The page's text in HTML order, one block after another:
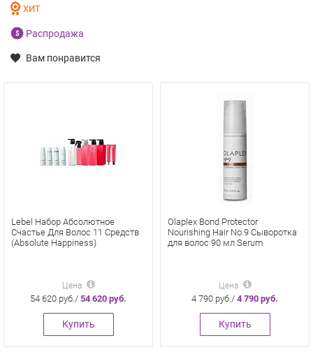
ХИТ
Распродажа
Вам понравится
Lebel Набор Абсолютное
Счастье Для Волос 11 Средств
(Absolute Happiness)
Цена
54 620 руб./ 54 620 руб.
Купить
Olaplex Bond Protector
Nourishing Hair No.9 Сыворотка
для волос 90 мл Serum
Цена
4 790 руб./ 4 790 руб.
Купить